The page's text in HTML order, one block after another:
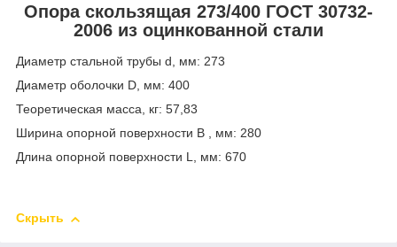
Опора скользящая 273/400 ГОСТ 30732-
2006 из оцинкованной стали
Диаметр стальной трубы d, мм: 273
Диаметр оболочки D, мм: 400
Теоретическая масса, кг: 57,83
Ширина опорной поверхности В , мм: 280
Длина опорной поверхности L, мм: 670
Скрыть